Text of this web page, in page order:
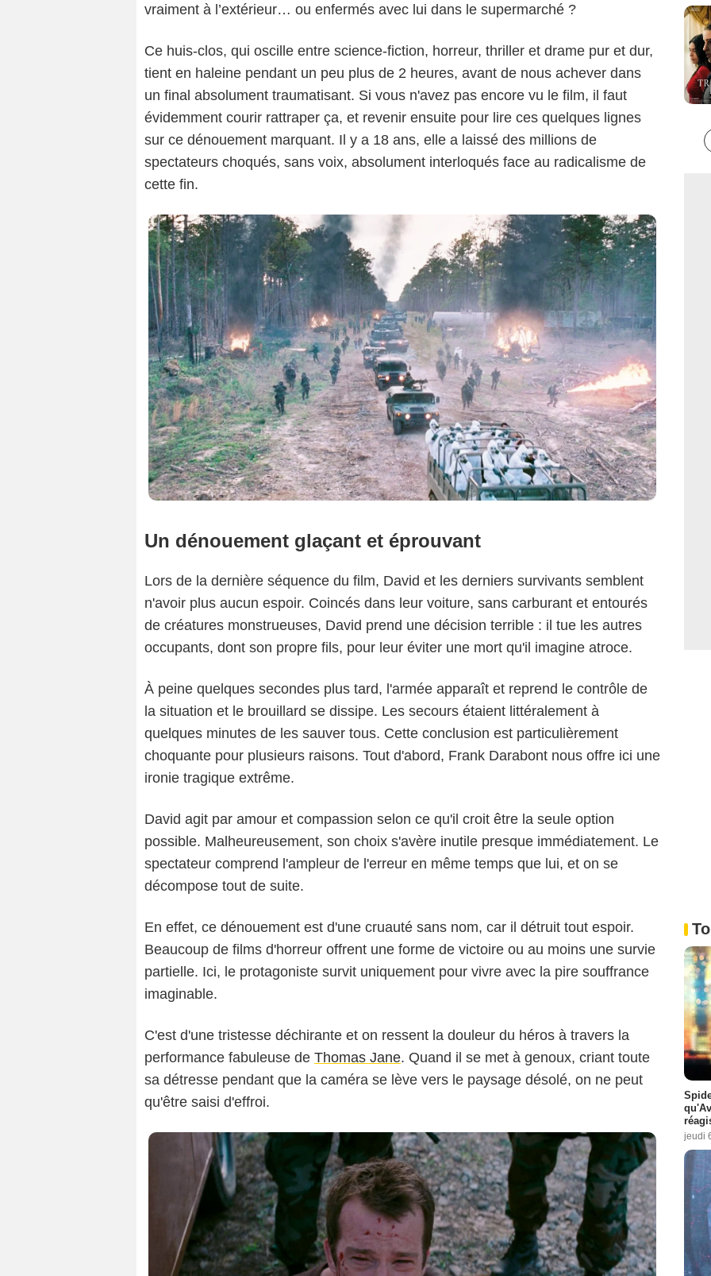
vraiment à l’extérieur… ou enfermés avec lui dans le supermarché ?
Ce huis-clos, qui oscille entre science-fiction, horreur, thriller et drame pur et dur,
tient en haleine pendant un peu plus de 2 heures, avant de nous achever dans
un final absolument traumatisant. Si vous n'avez pas encore vu le film, il faut
évidemment courir rattraper ça, et revenir ensuite pour lire ces quelques lignes
sur ce dénouement marquant. Il y a 18 ans, elle a laissé des millions de
spectateurs choqués, sans voix, absolument interloqués face au radicalisme de
cette fin.
Un dénouement glaçant et éprouvant
Lors de la dernière séquence du film, David et les derniers survivants semblent
n'avoir plus aucun espoir. Coincés dans leur voiture, sans carburant et entourés
de créatures monstrueuses, David prend une décision terrible : il tue les autres
occupants, dont son propre fils, pour leur éviter une mort qu'il imagine atroce.
À peine quelques secondes plus tard, l'armée apparaît et reprend le contrôle de
la situation et le brouillard se dissipe. Les secours étaient littéralement à
quelques minutes de les sauver tous. Cette conclusion est particulièrement
choquante pour plusieurs raisons. Tout d'abord, Frank Darabont nous offre ici une
ironie tragique extrême.
David agit par amour et compassion selon ce qu'il croit être la seule option
possible. Malheureusement, son choix s'avère inutile presque immédiatement. Le
spectateur comprend l'ampleur de l'erreur en même temps que lui, et on se
décompose tout de suite.
En effet, ce dénouement est d'une cruauté sans nom, car il détruit tout espoir.
Beaucoup de films d'horreur offrent une forme de victoire ou au moins une survie
partielle. Ici, le protagoniste survit uniquement pour vivre avec la pire souffrance
imaginable.
C'est d'une tristesse déchirante et on ressent la douleur du héros à travers la
performance fabuleuse de Thomas Jane. Quand il se met à genoux, criant toute
sa détresse pendant que la caméra se lève vers le paysage désolé, on ne peut
qu'être saisi d'effroi.
jeudi